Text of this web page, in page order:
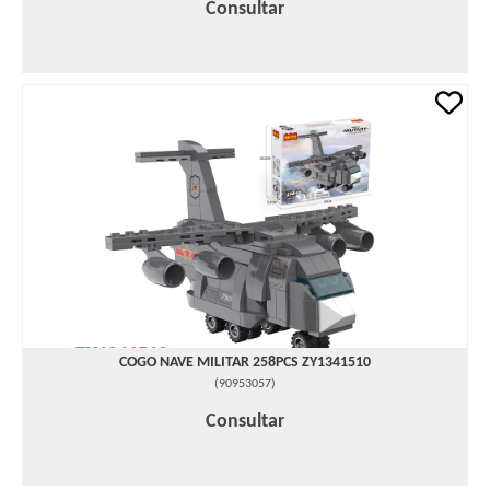
Consultar
COGO NAVE MILITAR 258PCS ZY1341510
(90953057)
Consultar